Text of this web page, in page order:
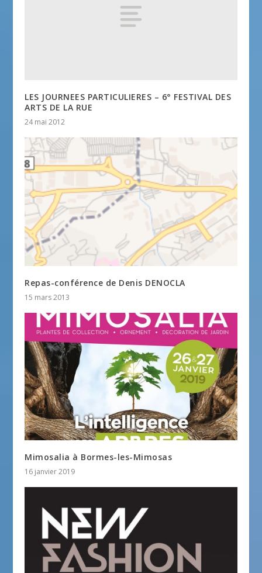
LES JOURNEES PARTICULIERES – 6° FESTIVAL DES
ARTS DE LA RUE
24 mai 2012
Repas-conférence de Denis DENOCLA
15 mars 2013
Mimosalia à Bormes-les-Mimosas
16 janvier 2019